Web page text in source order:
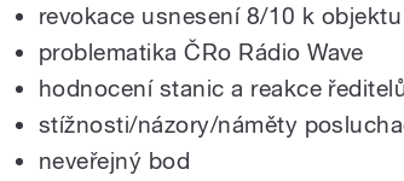
revokace usnesení 8/10 k
problematika ČRo Rádio Wave
hodnocení stanic a reakce
stížnosti/názory/náměty
neveřejný bod